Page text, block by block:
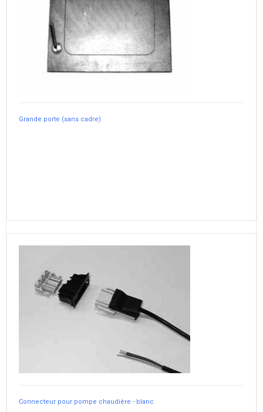
Grande porte (sans cadre)
Connecteur pour pompe chaudière - blanc